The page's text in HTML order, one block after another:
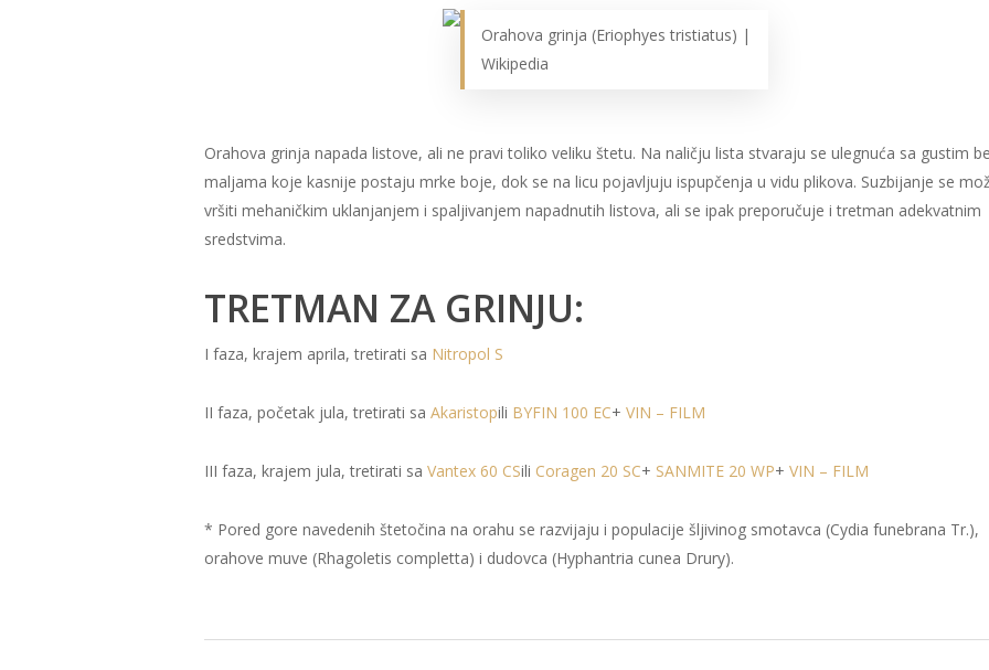
Orahova grinja (Eriophyes tristiatus) |
Wikipedia
Orahova grinja napada listove, ali ne pravi toliko veliku štetu. Na naličju lista stvaraju se ulegnuća sa gustim
maljama koje kasnije postaju mrke boje, dok se na licu pojavljuju ispupčenja u vidu plikova. Suzbijanje se
vršiti mehaničkim uklanjanjem i spaljivanjem napadnutih listova, ali se ipak preporučuje i tretman adekvatnim
sredstvima.
TRETMAN ZA GRINJU:
I faza, krajem aprila, tretirati sa Nitropol S
II faza, početak jula, tretirati sa Akaristopili BYFIN 100 EC+ VIN – FILM
III faza, krajem jula, tretirati sa Vantex 60 CSili Coragen 20 SC+ SANMITE 20 WP+ VIN – FILM
* Pored gore navedenih štetočina na orahu se razvijaju i populacije šljivinog smotavca (Cydia funebrana Tr.),
orahove muve (Rhagoletis completta) i dudovca (Hyphantria cunea Drury).